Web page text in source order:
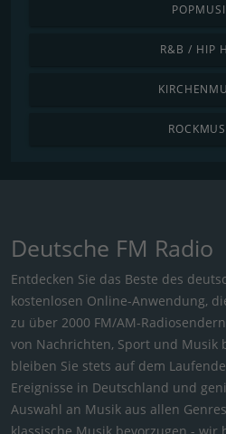
R&B / HIP
Deutsche FM Radio
Entdecken Sie das Beste des
kostenlosen Online-Anwendung,
zu über 2000 FM/AM-
von Nachrichten, Sport und Musik
bleiben Sie stets auf dem
Ereignisse in Deutschland und
Auswahl an Musik aus allen